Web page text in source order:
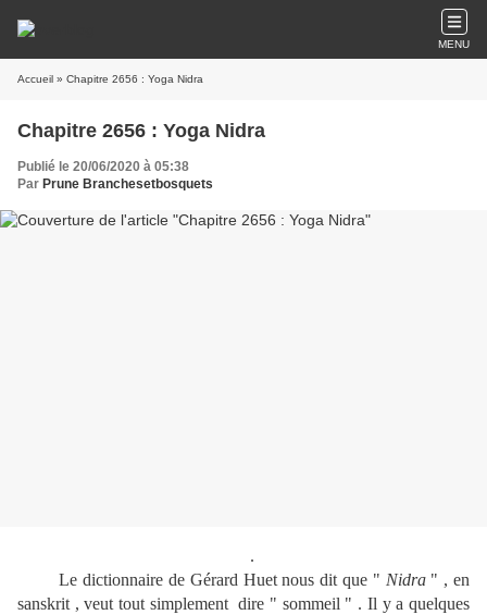
MENU
Accueil » Chapitre 2656 : Yoga Nidra
Chapitre 2656 : Yoga Nidra
Publié le 20/06/2020 à 05:38
Par Prune Branchesetbosquets
.
Le dictionnaire de Gérard Huet nous dit que " Nidra " , en
sanskrit , veut tout simplement dire " sommeil " . Il y a quelques